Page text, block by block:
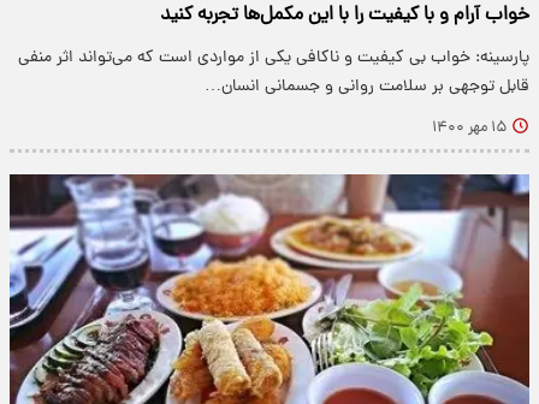
خواب آرام و با کیفیت را با این مکمل‌ها تجربه کنید
پارسینه: خواب بی کیفیت و ناکافی یکی از مواردی است که می‌تواند اثر منفی
قابل توجهی بر سلامت روانی و جسمانی انسان…
۱۵ مهر ۱۴۰۰